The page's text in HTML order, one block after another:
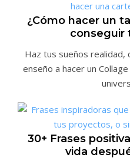
¿Cómo hacer un
conseguir
Haz tus sueños realidad,
enseño a hacer un
30+ Frases
vida